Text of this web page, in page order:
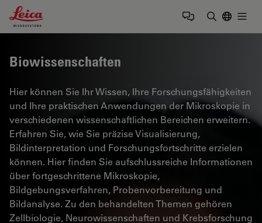
Leica Microsystems Logo
Biowissenschaften
Hier können Sie Ihr Wissen, Ihre Forschungsfähigkeiten
und Ihre praktischen Anwendungen der Mikroskopie in
verschiedenen wissenschaftlichen Bereichen erweitern.
Erfahren Sie, wie Sie präzise Visualisierung,
Bildinterpretation und Forschungsfortschritte erzielen
können. Hier finden Sie aufschlussreiche Informationen
über fortgeschrittene Mikroskopie,
Bildgebungsverfahren, Probenvorbereitung und
Bildanalyse. Zu den behandelten Themen gehören
Zellbiologie, Neurowissenschaften und Krebsforschung